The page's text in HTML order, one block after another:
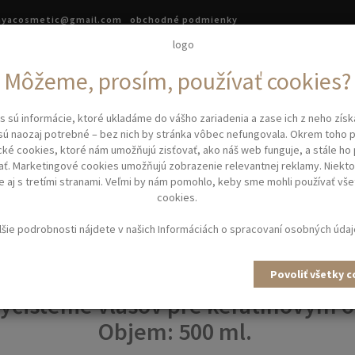
obchodné podmienky
vlasov PRE-TREATMENT K-SHAMPOO Inimitable - čistiaci šampón pred
K-SHAMPOO
ŠAMPÓN PRED KERATÍNOM
alkalickým pH 8 je ideálnym
vlasov pre keratínovým
Objem: 500 ml.
Môžeme, prosím, používať cookies?
sú informácie, ktoré ukladáme do vášho zariadenia a zase ich z neho
naozaj potrebné – bez nich by stránka vôbec nefungovala. Okrem toho
cookies, ktoré nám umožňujú zisťovať, ako náš web funguje, a stále ho
Marketingové cookies umožňujú zobrazenie relevantnej reklamy.
aj s tretími stranami. Veľmi by nám pomohlo, keby sme mohli používať
cookies.
podrobnosti nájdete v našichInformáciách o spracovaní osobných
Povoliť všetky